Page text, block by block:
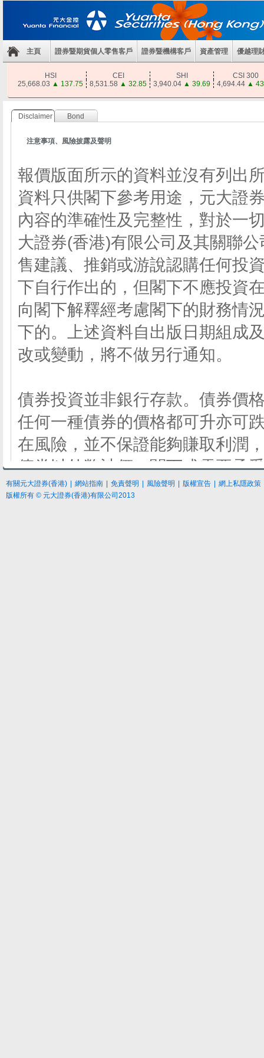
主頁 證券暨期貨個人零售客戶 證券暨機構客戶 資產管理 優越理
HSI CEI SHI
CSI 300
25,668.03 ▲ 137.75 8,531.58 ▲ 32.85 3,940.04 ▲ 39.69 4,694.44 ▲
有關元大證券(香港) 網站指南 免責聲明 風險聲明 版權宣告
網上私隱政策
版權所有 © 元大證券(香港)有限公司2013